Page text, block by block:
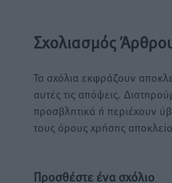
Σχολιασμός
Τα σχόλια εκφράζουν
αυτές τις απόψεις.
προσβλητικά ή περιέχουν
τους όρους χρήσης
Προσθέστε ένα σχόλιο